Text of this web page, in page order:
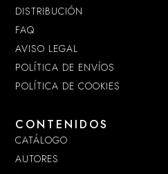
DISTRIBUCIÓN
FAQ
AVISO LEGAL
POLÍTICA DE ENVÍOS
POLÍTICA DE COOKIES
CONTENIDOS
CATÁLOGO
AUTORES